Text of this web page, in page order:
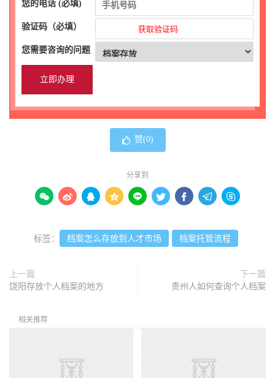
您的电话 (必填)
验证码（必填） 获取验证码
您需要咨询的问题
赞(0)
分享到
        
标签： 档案怎么存放到人才市场 档案托管流程
上一篇
饶阳存放个人档案的地方
下一篇
贵州人如何查询个人档案
相关推荐